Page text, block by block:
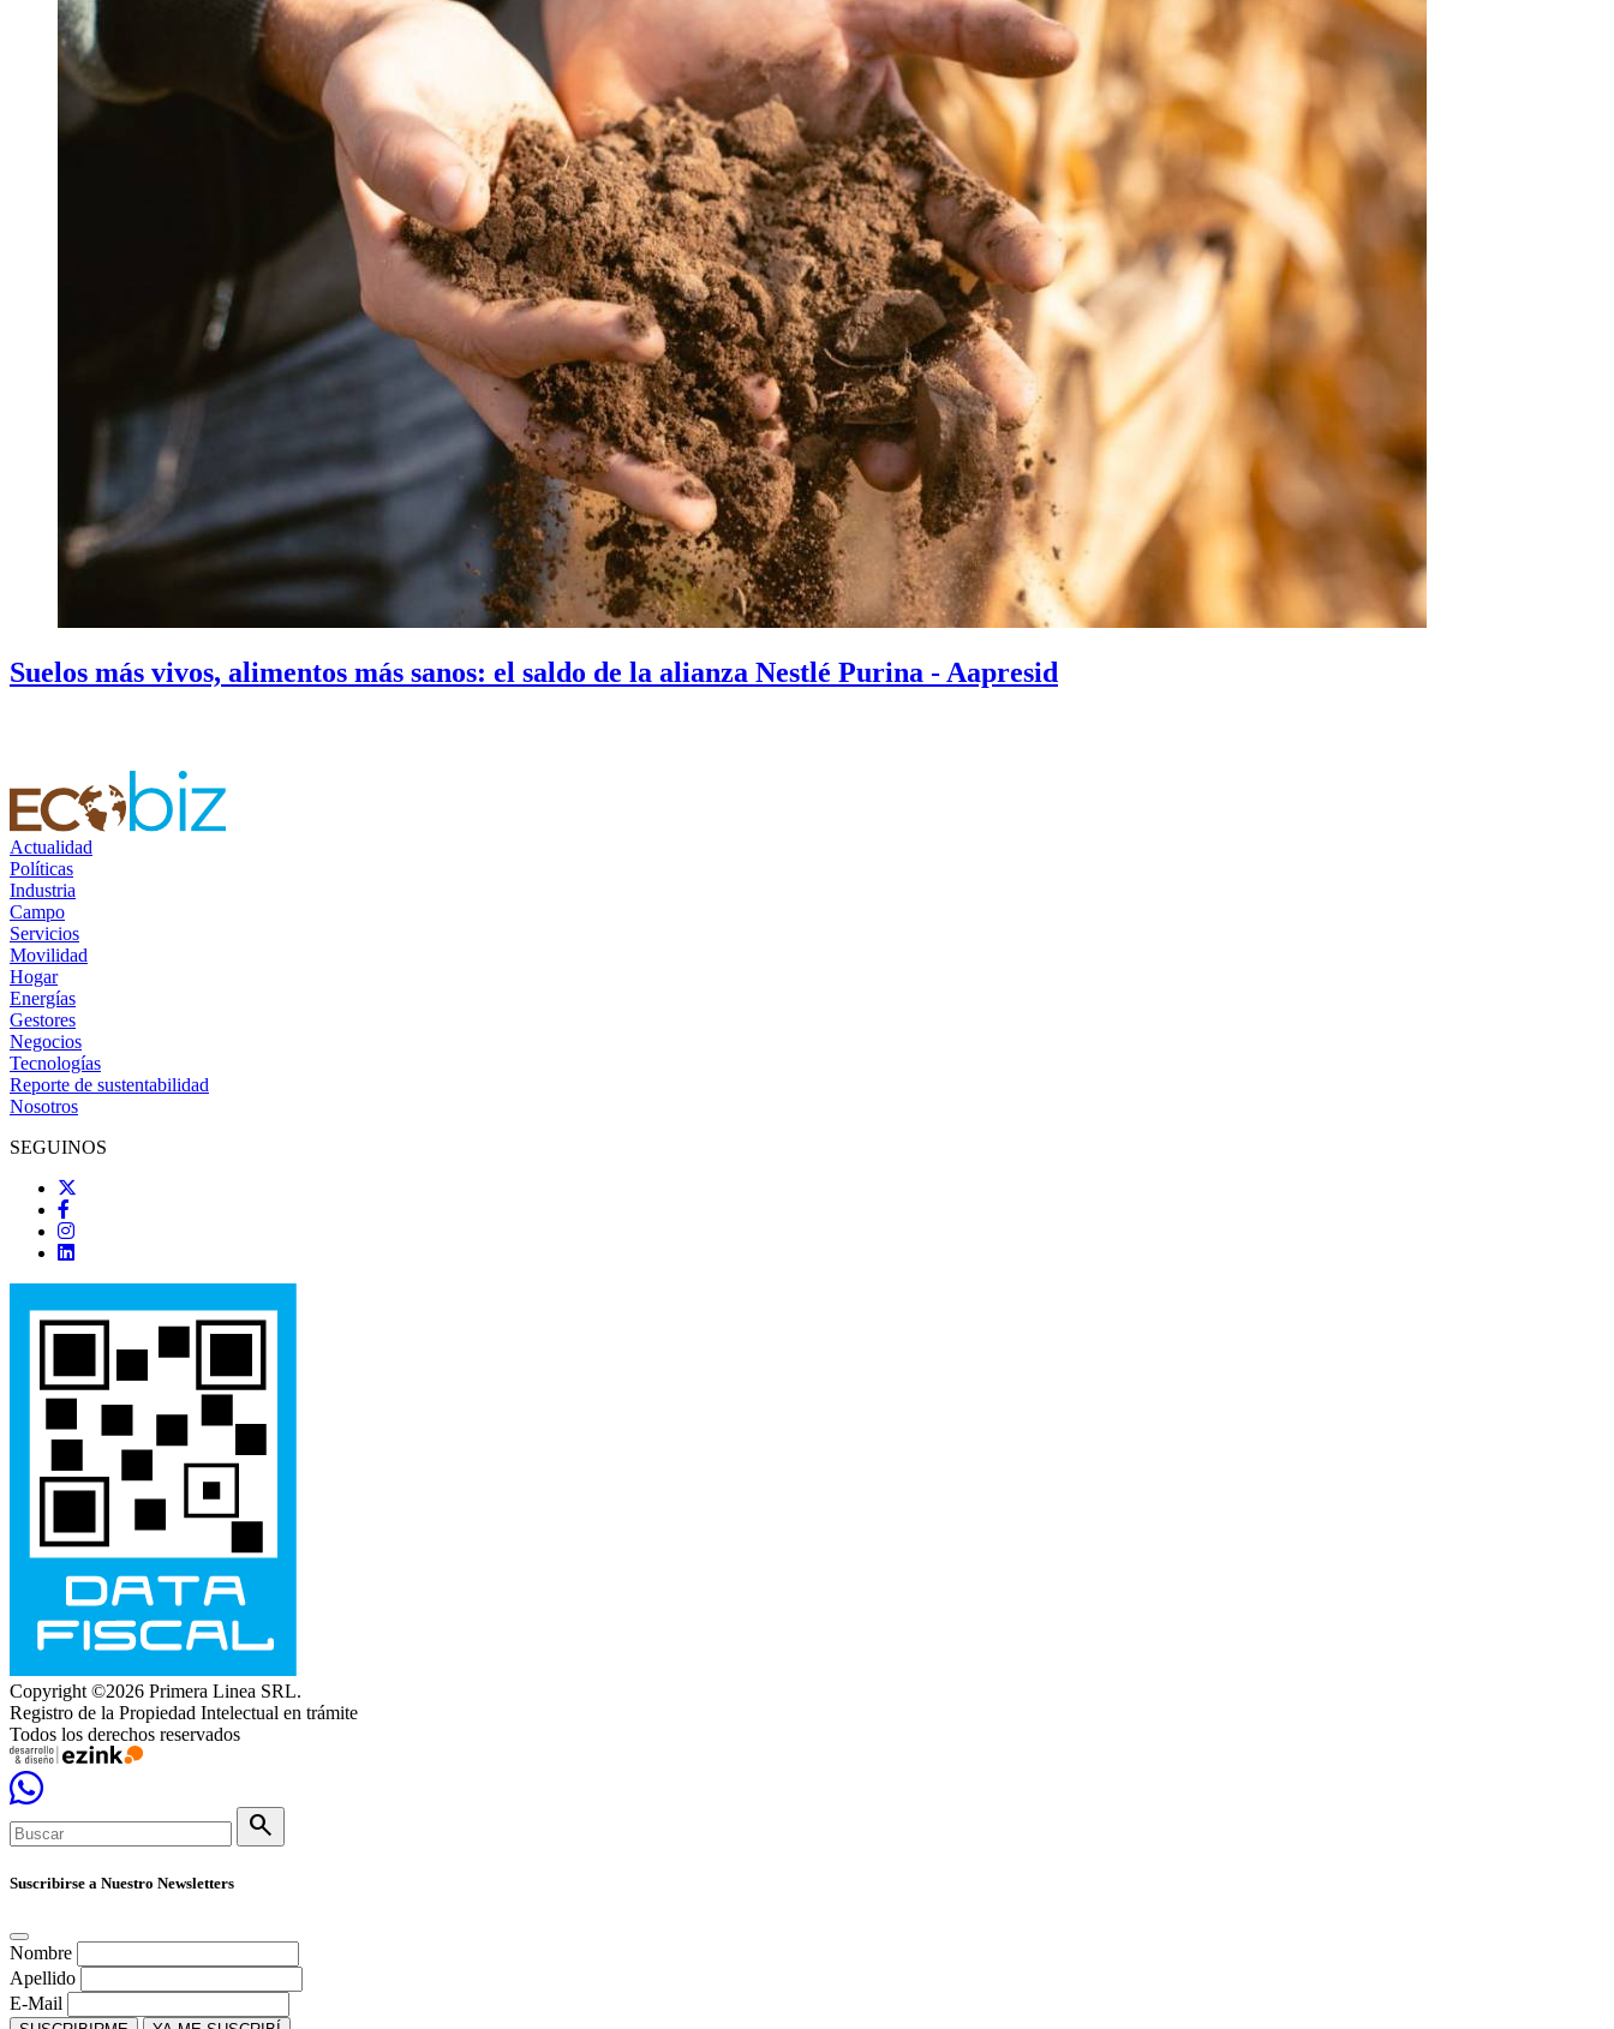
Suelos más vivos, alimentos más sanos: el saldo de la alianza Nestlé Purina - Aapresid
Actualidad
Políticas
Industria
Campo
Servicios
Movilidad
Hogar
Energías
Gestores
Negocios
Tecnologías
Reporte de sustentabilidad
Nosotros
SEGUINOS
Copyright ©2026 Primera Linea SRL.
Registro de la Propiedad Intelectual en trámite
Todos los derechos reservados
search
Suscribirse a Nuestro Newsletters
Nombre
Apellido
E-Mail